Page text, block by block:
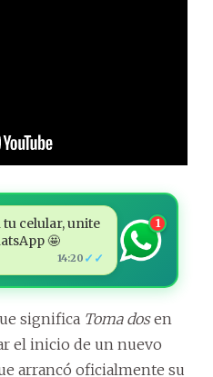
tu celular, unite
🤩
14:20 ✓✓
1
significa Toma dosen
el inicio de un nuevo
arrancó oficialmente su